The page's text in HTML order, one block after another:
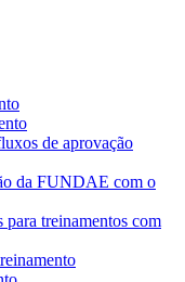
de aprovação
da FUNDAE com o
para treinamentos com